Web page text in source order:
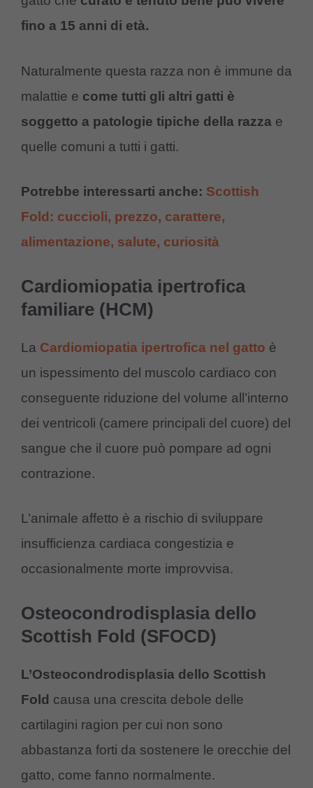
fino a 15 anni di età.
Naturalmente questa razza non è immune da
malattie e come tutti gli altri gatti è
soggetto a patologie tipiche della razza e
quelle comuni a tutti i gatti.
Potrebbe interessarti anche: Scottish
Fold: cuccioli, prezzo, carattere,
alimentazione, salute, curiosità
Cardiomiopatia ipertrofica
familiare (HCM)
La Cardiomiopatia ipertrofica nel gatto è
un ispessimento del muscolo cardiaco con
conseguente riduzione del volume all’interno
dei ventricoli (camere principali del cuore) del
sangue che il cuore può pompare ad ogni
contrazione.
L’animale affetto è a rischio di sviluppare
insufficienza cardiaca congestizia e
occasionalmente morte improvvisa.
Osteocondrodisplasia dello
Scottish Fold (SFOCD)
L’Osteocondrodisplasia dello Scottish
Fold causa una crescita debole delle
cartilagini ragion per cui non sono
abbastanza forti da sostenere le orecchie del
gatto, come fanno normalmente.